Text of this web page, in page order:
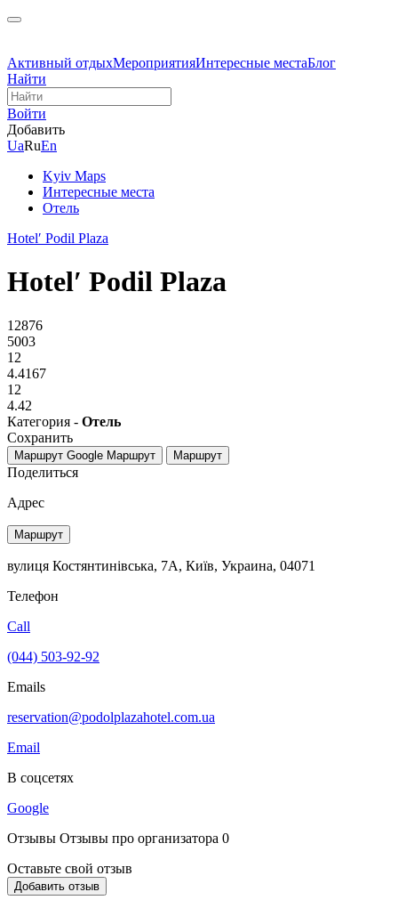
Активный отдыхМероприятияИнтересные местаБлог
Найти
Войти
Добавить
UaRuEn
Kyiv Maps
Интересные места
Отель
Hotelʹ Podil Plaza
Hotelʹ Podil Plaza
12876
5003
12
4.4167
12
4.42
Категория - Отель
Сохранить
Маршрут Google Маршрут Маршрут
Поделиться
Адрес
Маршрут
вулиця Костянтинівська, 7A, Київ, Украина, 04071
Телефон
Call
(044) 503-92-92
Emails
reservation@podolplazahotel.com.ua
Email
В соцсетях
Google
Отзывы Отзывы про организатора 0
Оставьте свой отзыв
Добавить отзыв